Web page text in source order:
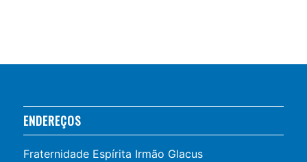
ENDEREÇOS
Fraternidade Espírita Irmão Glacus